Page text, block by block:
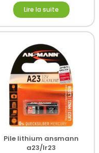
Lire la suite
Pile lithium ansmann
a23/lr23